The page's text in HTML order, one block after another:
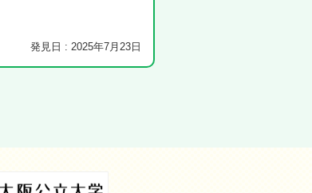
発見日 : 2025年7月23日